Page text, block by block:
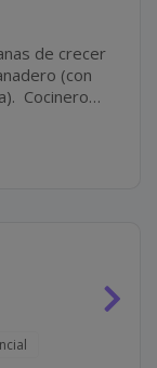
de crecer